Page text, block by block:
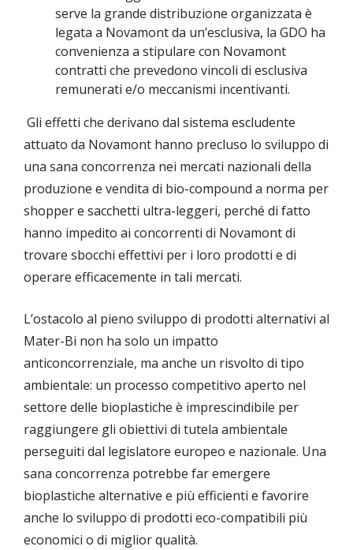
serve la grande distribuzione organizzata è
legata a Novamont da un’esclusiva, la GDO ha
convenienza a stipulare con Novamont
contratti che prevedono vincoli di esclusiva
remunerati e/o meccanismi incentivanti.
Gli effetti che derivano dal sistema escludente
attuato da Novamont hanno precluso lo sviluppo di
una sana concorrenza nei mercati nazionali della
produzione e vendita di bio-compound a norma per
shopper e sacchetti ultra-leggeri, perché di fatto
hanno impedito ai concorrenti di Novamont di
trovare sbocchi effettivi per i loro prodotti e di
operare efficacemente in tali mercati.
L’ostacolo al pieno sviluppo di prodotti alternativi al
Mater-Bi non ha solo un impatto
anticoncorrenziale, ma anche un risvolto di tipo
ambientale: un processo competitivo aperto nel
settore delle bioplastiche è imprescindibile per
raggiungere gli obiettivi di tutela ambientale
perseguiti dal legislatore europeo e nazionale. Una
sana concorrenza potrebbe far emergere
bioplastiche alternative e più efficienti e favorire
anche lo sviluppo di prodotti eco-compatibili più
economici o di miglior qualità.